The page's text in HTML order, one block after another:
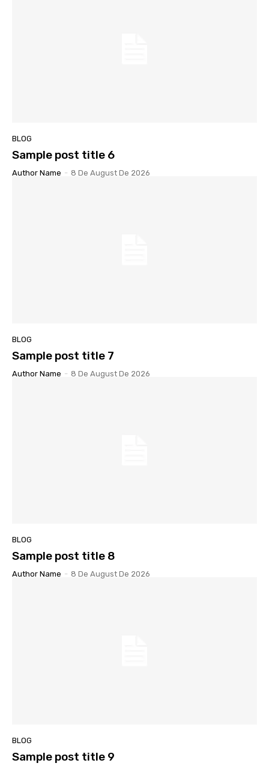
BLOG
Sample post title 6
Author Name - 8 De August De 2026
BLOG
Sample post title 7
Author Name - 8 De August De 2026
BLOG
Sample post title 8
Author Name - 8 De August De 2026
BLOG
Sample post title 9